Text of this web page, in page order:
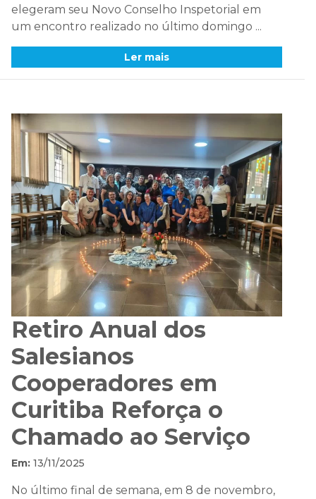
elegeram seu Novo Conselho Inspetorial em
um encontro realizado no último domingo ...
Ler mais
Retiro Anual dos
Salesianos
Cooperadores em
Curitiba Reforça o
Chamado ao Serviço
Em: 13/11/2025
No último final de semana, em 8 de novembro,